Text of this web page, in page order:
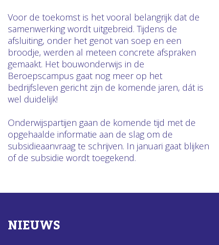
Voor de toekomst is het vooral belangrijk dat de
samenwerking wordt uitgebreid. Tijdens de
afsluiting, onder het genot van soep en een
broodje, werden al meteen concrete afspraken
gemaakt. Het bouwonderwijs in de
Beroepscampus gaat nog meer op het
bedrijfsleven gericht zijn de komende jaren, dát is
wel duidelijk!
Onderwijspartijen gaan de komende tijd met de
opgehaalde informatie aan de slag om de
subsidieaanvraag te schrijven. In januari gaat blijken
of de subsidie wordt toegekend.
NIEUWS